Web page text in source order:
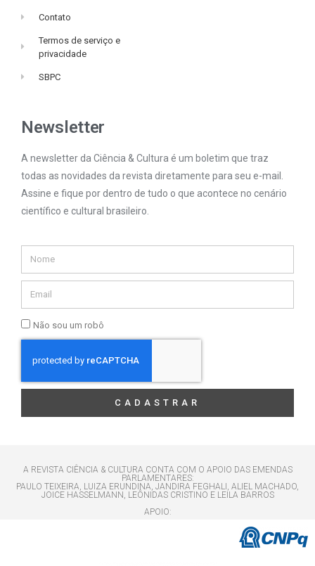
Contato
Termos de serviço e
privacidade
SBPC
Newsletter
A newsletter da Ciência & Cultura é um boletim que traz
todas as novidades da revista diretamente para seu e-mail.
Assine e fique por dentro de tudo o que acontece no cenário
científico e cultural brasileiro.
Não sou um robô
CADASTRAR
A REVISTA CIÊNCIA & CULTURA CONTA COM O APOIO DAS EMENDAS
PARLAMENTARES:
PAULO TEIXEIRA, LUIZA ERUNDINA, JANDIRA FEGHALI, ALIEL MACHADO,
JOICE HASSELMANN, LEÔNIDAS CRISTINO E LEILA BARROS
APOIO: